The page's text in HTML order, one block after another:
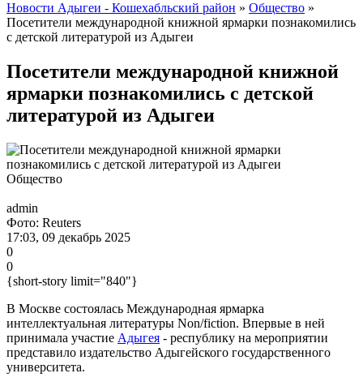
Новости Адыгеи - Кошехабльский район » Общество »
Посетители международной книжной ярмарки познакомились
с детской литературой из Адыгеи
Посетители международной книжной
ярмарки познакомились с детской
литературой из Адыгеи
Общество
admin
Фото: Reuters
17:03, 09 декабрь 2025
0
0
{short-story limit="840"}
В Москве состоялась Международная ярмарка
интеллектуальная литературы Non/fiction. Впервые в ней
принимала участие Адыгея - республику на мероприятии
представило издательство Адыгейского государственного
университета.